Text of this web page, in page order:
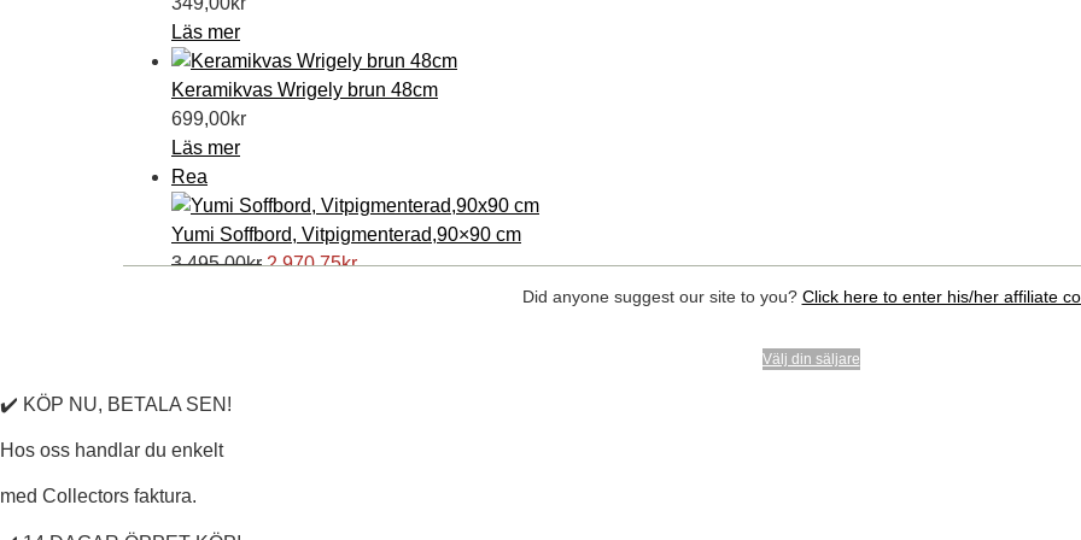
Läs mer
Keramikvas Wrigely brun 48cm
699,00kr
Läs mer
Rea
på
rea
Yumi Soffbord, Vitpigmenterad,90×90 cm
3.495,00krDet
2.970,75krDet
Did anyone suggest our site to you? Click here to enter his/her affiliate
Välj din säljare
✔️ KÖP NU, BETALA SEN!
Hos oss handlar du enkelt
med Collectors faktura.